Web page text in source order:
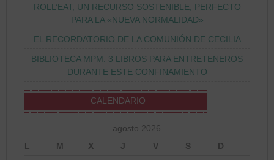
ROLL’EAT, UN RECURSO SOSTENIBLE, PERFECTO
PARA LA «NUEVA NORMALIDAD»
EL RECORDATORIO DE LA COMUNIÓN DE CECILIA
BIBLIOTECA MPM: 3 LIBROS PARA ENTRETENEROS
DURANTE ESTE CONFINAMIENTO
CALENDARIO
agosto 2026
L
M X J V S D